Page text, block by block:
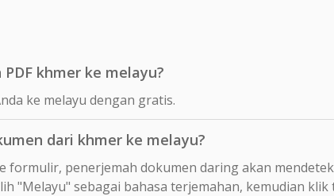
khmer ke melayu?
ke melayu dengan gratis.
dari khmer ke melayu?
formulir, penerjemah dokumen daring akan
"Melayu" sebagai bahasa terjemahan, kemudian